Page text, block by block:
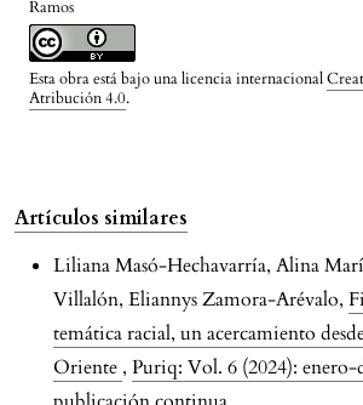
Ramos
Esta obra está bajo una licencia internacional
Atribución 4.0.
Artículos similares
Liliana Masó-Hechavarría, Alina
Villalón, Eliannys Zamora-Arévalo,
temática racial, un acercamiento
Oriente , Puriq: Vol. 6 (2024):